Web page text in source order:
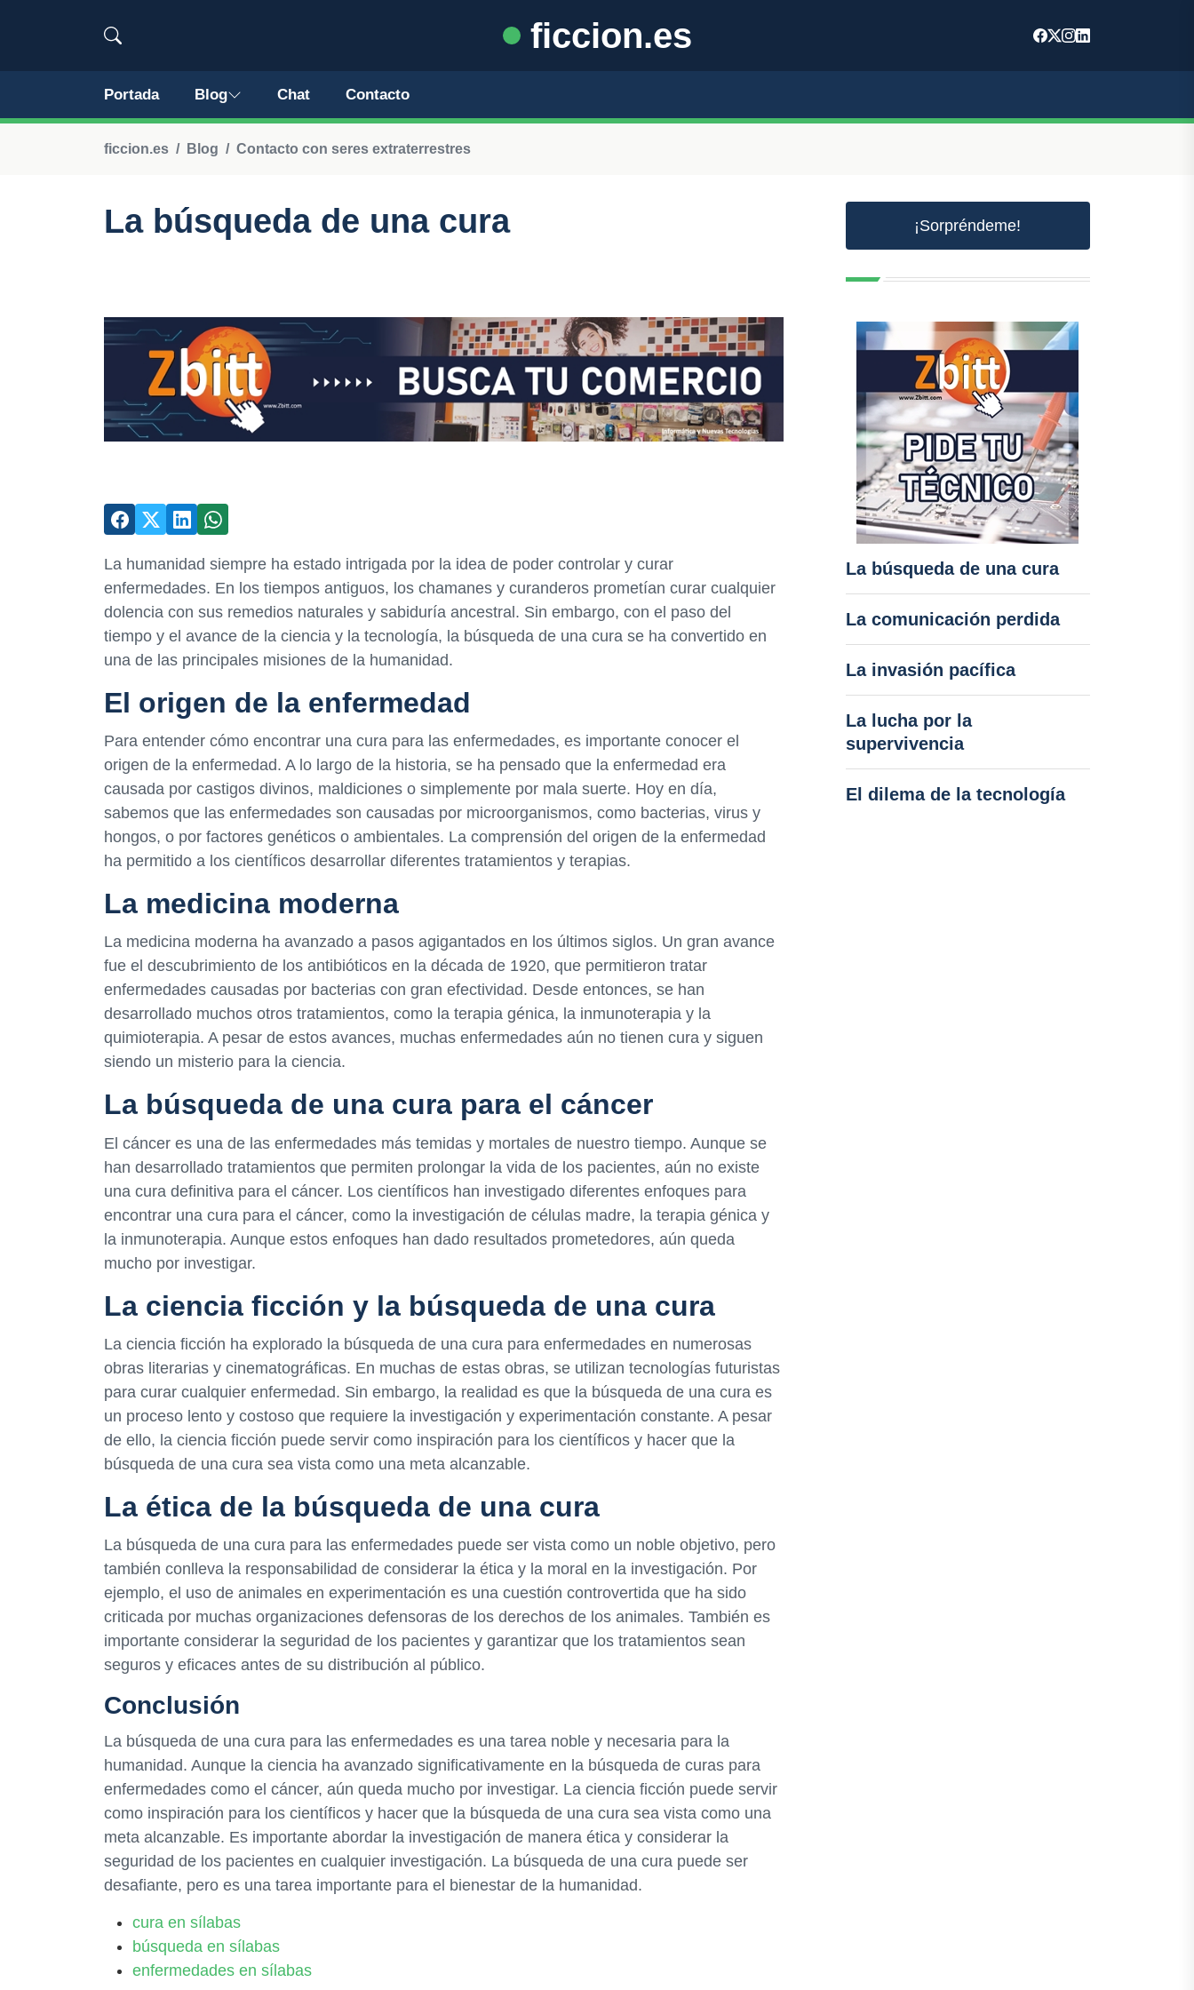
ficcion.es
Portada Blog Chat Contacto
ficcion.es Blog Contacto con seres extraterrestres
La búsqueda de una cura
La humanidad siempre ha estado intrigada por la idea de poder controlar y curar
enfermedades. En los tiempos antiguos, los chamanes y curanderos prometían curar cualquier
dolencia con sus remedios naturales y sabiduría ancestral. Sin embargo, con el paso del
tiempo y el avance de la ciencia y la tecnología, la búsqueda de una cura se ha convertido en
una de las principales misiones de la humanidad.
El origen de la enfermedad
Para entender cómo encontrar una cura para las enfermedades, es importante conocer el
origen de la enfermedad. A lo largo de la historia, se ha pensado que la enfermedad era
causada por castigos divinos, maldiciones o simplemente por mala suerte. Hoy en día,
sabemos que las enfermedades son causadas por microorganismos, como bacterias, virus y
hongos, o por factores genéticos o ambientales. La comprensión del origen de la enfermedad
ha permitido a los científicos desarrollar diferentes tratamientos y terapias.
La medicina moderna
La medicina moderna ha avanzado a pasos agigantados en los últimos siglos. Un gran avance
fue el descubrimiento de los antibióticos en la década de 1920, que permitieron tratar
enfermedades causadas por bacterias con gran efectividad. Desde entonces, se han
desarrollado muchos otros tratamientos, como la terapia génica, la inmunoterapia y la
quimioterapia. A pesar de estos avances, muchas enfermedades aún no tienen cura y siguen
siendo un misterio para la ciencia.
La búsqueda de una cura para el cáncer
El cáncer es una de las enfermedades más temidas y mortales de nuestro tiempo. Aunque se
han desarrollado tratamientos que permiten prolongar la vida de los pacientes, aún no existe
una cura definitiva para el cáncer. Los científicos han investigado diferentes enfoques para
encontrar una cura para el cáncer, como la investigación de células madre, la terapia génica y
la inmunoterapia. Aunque estos enfoques han dado resultados prometedores, aún queda
mucho por investigar.
La ciencia ficción y la búsqueda de una cura
La ciencia ficción ha explorado la búsqueda de una cura para enfermedades en numerosas
obras literarias y cinematográficas. En muchas de estas obras, se utilizan tecnologías futuristas
para curar cualquier enfermedad. Sin embargo, la realidad es que la búsqueda de una cura es
un proceso lento y costoso que requiere la investigación y experimentación constante. A pesar
de ello, la ciencia ficción puede servir como inspiración para los científicos y hacer que la
búsqueda de una cura sea vista como una meta alcanzable.
La ética de la búsqueda de una cura
La búsqueda de una cura para las enfermedades puede ser vista como un noble objetivo, pero
también conlleva la responsabilidad de considerar la ética y la moral en la investigación. Por
ejemplo, el uso de animales en experimentación es una cuestión controvertida que ha sido
criticada por muchas organizaciones defensoras de los derechos de los animales. También es
importante considerar la seguridad de los pacientes y garantizar que los tratamientos sean
seguros y eficaces antes de su distribución al público.
Conclusión
La búsqueda de una cura para las enfermedades es una tarea noble y necesaria para la
humanidad. Aunque la ciencia ha avanzado significativamente en la búsqueda de curas para
enfermedades como el cáncer, aún queda mucho por investigar. La ciencia ficción puede servir
como inspiración para los científicos y hacer que la búsqueda de una cura sea vista como una
meta alcanzable. Es importante abordar la investigación de manera ética y considerar la
seguridad de los pacientes en cualquier investigación. La búsqueda de una cura puede ser
desafiante, pero es una tarea importante para el bienestar de la humanidad.
cura en sílabas
búsqueda en sílabas
enfermedades en sílabas
¡Sorpréndeme!
La búsqueda de una cura
La comunicación perdida
La invasión pacífica
La lucha por la
supervivencia
El dilema de la tecnología